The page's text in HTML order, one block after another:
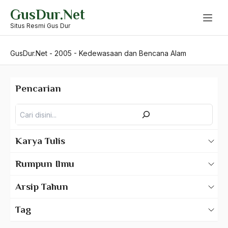
content
GusDur.Net
Situs Resmi Gus Dur
GusDur.Net - 2005 - Kedewasaan dan Bencana Alam
Pencarian
Karya Tulis
Rumpun Ilmu
Arsip Tahun
Tag